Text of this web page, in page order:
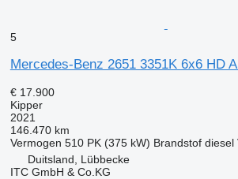
5
Mercedes-Benz 2651 3351K 6x6 HD
€ 17.900
Kipper
2021
146.470 km
Vermogen 510 PK (375 kW) Brandstof diesel
Duitsland, Lübbecke
ITC GmbH & Co.KG